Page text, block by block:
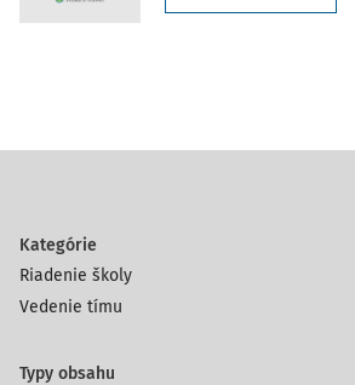
Kategórie
Riadenie školy
Vedenie tímu
Typy obsahu